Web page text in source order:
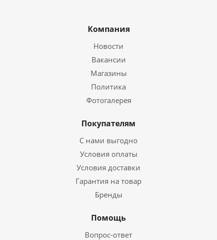
Компания
Новости
Вакансии
Магазины
Политика
Фотогалерея
Покупателям
С нами выгодно
Условия оплаты
Условия доставки
Гарантия на товар
Бренды
Помощь
Вопрос-ответ